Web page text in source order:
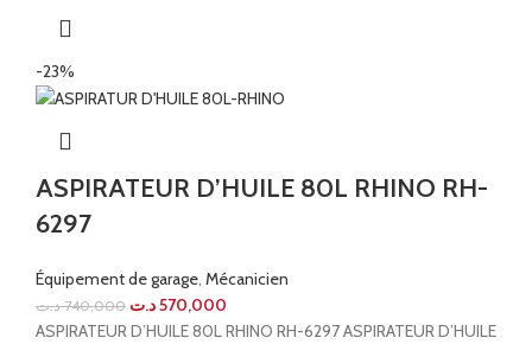
-23%
ASPIRATEUR D’HUILE 80L RHINO RH-
6297
Équipement de garage, Mécanicien
740,000 د.ت 570,000د.ت
ASPIRATEUR D’HUILE 80L RHINO RH-6297 ASPIRATEUR D’HUILE